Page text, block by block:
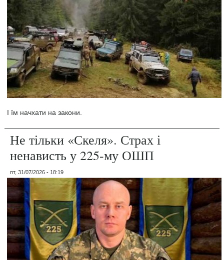
І їм начхати на закони.
Не тільки «Скеля». Страх і
ненависть у 225-му ОШП
пт, 31/07/2026 - 18:19